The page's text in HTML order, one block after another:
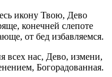
икону Твою, Дево
конечней слепоте
от бед избавляемся.
всех нас, Дево, измени,
Богорадованная.